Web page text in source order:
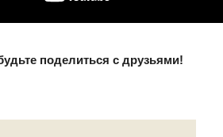
поделиться с друзьями!